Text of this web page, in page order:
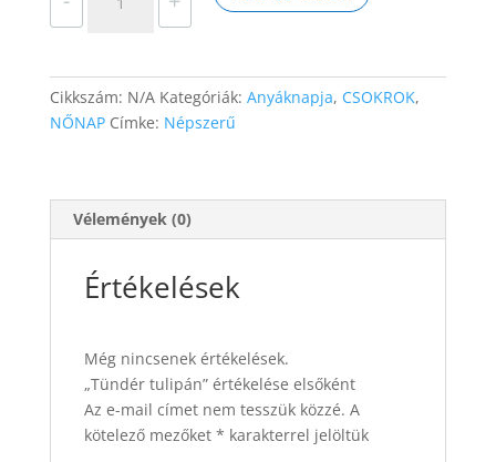
tulipán
mennyiség
Cikkszám: N/A Kategóriák: Anyáknapja, CSOKROK,
NŐNAP Címke: Népszerű
Vélemények (0)
Értékelések
Még nincsenek értékelések.
„Tündér tulipán” értékelése elsőként
Az e-mail címet nem tesszük közzé. A
kötelező mezőket * karakterrel jelöltük